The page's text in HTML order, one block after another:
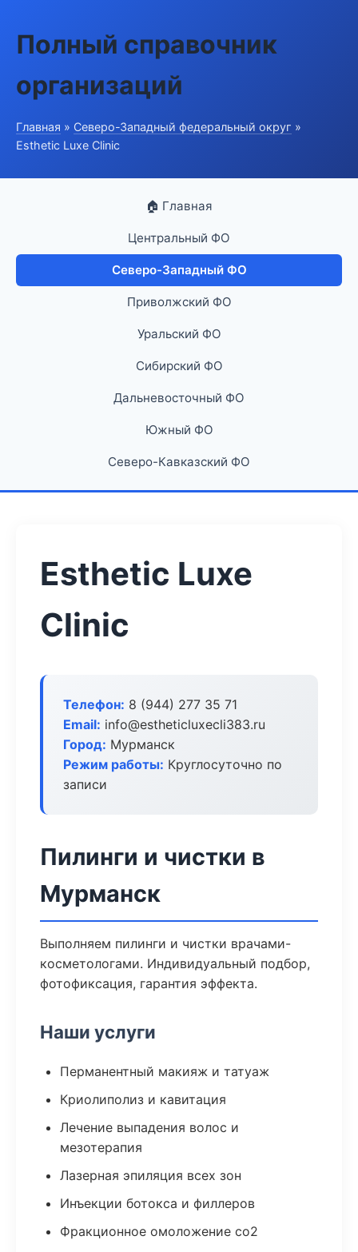
Полный справочник
организаций
Главная » Северо-Западный федеральный округ »
Esthetic Luxe Clinic
🏠 Главная
Центральный ФО
Северо-Западный ФО
Приволжский ФО
Уральский ФО
Сибирский ФО
Дальневосточный ФО
Южный ФО
Северо-Кавказский ФО
Esthetic Luxe
Clinic
Телефон: 8 (944) 277 35 71
Email: info@estheticluxecli383.ru
Город: Мурманск
Режим работы: Круглосуточно по
записи
Пилинги и чистки в
Мурманск
Выполняем пилинги и чистки врачами-
косметологами. Индивидуальный подбор,
фотофиксация, гарантия эффекта.
Наши услуги
Перманентный макияж и татуаж
Криолиполиз и кавитация
Лечение выпадения волос и
мезотерапия
Лазерная эпиляция всех зон
Инъекции ботокса и филлеров
Фракционное омоложение co2